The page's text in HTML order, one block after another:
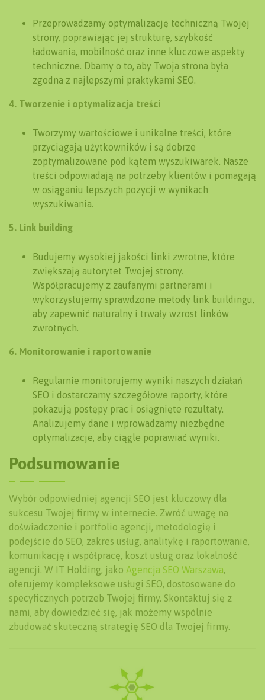
Przeprowadzamy optymalizację techniczną Twojej
strony, poprawiając jej strukturę, szybkość
ładowania, mobilność oraz inne kluczowe aspekty
techniczne. Dbamy o to, aby Twoja strona była
zgodna z najlepszymi praktykami SEO.
4. Tworzenie i optymalizacja treści
Tworzymy wartościowe i unikalne treści, które
przyciągają użytkowników i są dobrze
zoptymalizowane pod kątem wyszukiwarek. Nasze
treści odpowiadają na potrzeby klientów i pomagają
w osiąganiu lepszych pozycji w wynikach
wyszukiwania.
5. Link building
Budujemy wysokiej jakości linki zwrotne, które
zwiększają autorytet Twojej strony.
Współpracujemy z zaufanymi partnerami i
wykorzystujemy sprawdzone metody link buildingu,
aby zapewnić naturalny i trwały wzrost linków
zwrotnych.
6. Monitorowanie i raportowanie
Regularnie monitorujemy wyniki naszych działań
SEO i dostarczamy szczegółowe raporty, które
pokazują postępy prac i osiągnięte rezultaty.
Analizujemy dane i wprowadzamy niezbędne
optymalizacje, aby ciągle poprawiać wyniki.
Podsumowanie
Wybór odpowiedniej agencji SEO jest kluczowy dla
sukcesu Twojej firmy w internecie. Zwróć uwagę na
doświadczenie i portfolio agencji, metodologię i
podejście do SEO, zakres usług, analitykę i raportowanie,
komunikację i współpracę, koszt usług oraz lokalność
agencji. W IT Holding, jako Agencja SEO Warszawa,
oferujemy kompleksowe usługi SEO, dostosowane do
specyficznych potrzeb Twojej firmy. Skontaktuj się z
nami, aby dowiedzieć się, jak możemy wspólnie
zbudować skuteczną strategię SEO dla Twojej firmy.